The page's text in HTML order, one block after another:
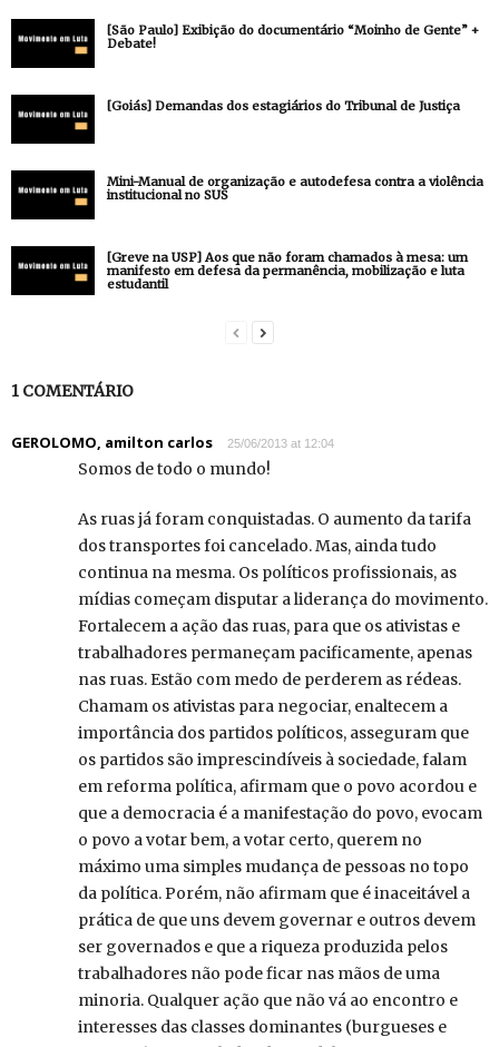
[São Paulo] Exibição do documentário “Moinho de Gente” +
Debate!
[Goiás] Demandas dos estagiários do Tribunal de Justiça
Mini-Manual de organização e autodefesa contra a violência
institucional no SUS
[Greve na USP] Aos que não foram chamados à mesa: um
manifesto em defesa da permanência, mobilização e luta
estudantil
1 COMENTÁRIO
GEROLOMO, amilton carlos 25/06/2013 at 12:04
Somos de todo o mundo!
As ruas já foram conquistadas. O aumento da tarifa
dos transportes foi cancelado. Mas, ainda tudo
continua na mesma. Os políticos profissionais, as
mídias começam disputar a liderança do movimento.
Fortalecem a ação das ruas, para que os ativistas e
trabalhadores permaneçam pacificamente, apenas
nas ruas. Estão com medo de perderem as rédeas.
Chamam os ativistas para negociar, enaltecem a
importância dos partidos políticos, asseguram que
os partidos são imprescindíveis à sociedade, falam
em reforma política, afirmam que o povo acordou e
que a democracia é a manifestação do povo, evocam
o povo a votar bem, a votar certo, querem no
máximo uma simples mudança de pessoas no topo
da política. Porém, não afirmam que é inaceitável a
prática de que uns devem governar e outros devem
ser governados e que a riqueza produzida pelos
trabalhadores não pode ficar nas mãos de uma
minoria. Qualquer ação que não vá ao encontro e
interesses das classes dominantes (burgueses e